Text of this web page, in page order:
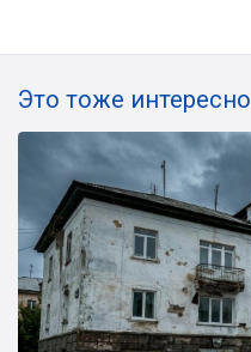
Это тоже интересно